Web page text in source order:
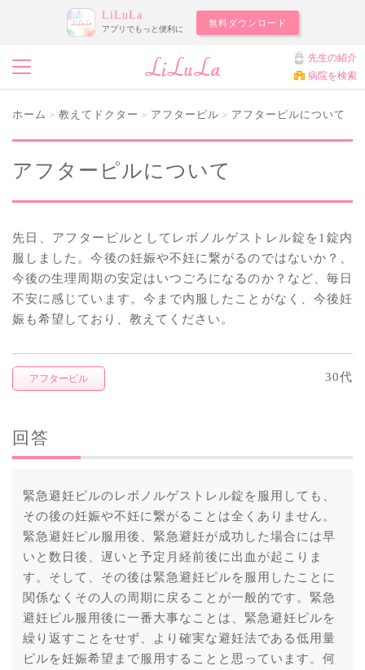
LiLuLa
アプリでもっと便利に
無料ダウンロード
先生の紹介
病院を検索
ホーム > 教えてドクター > アフターピル > アフターピルについて
アフターピルについて
先日、アフターピルとしてレボノルゲストレル錠を1錠内
服しました。今後の妊娠や不妊に繋がるのではないか？、
今後の生理周期の安定はいつごろになるのか？など、毎日
不安に感じています。今まで内服したことがなく、今後妊
娠も希望しており、教えてください。
アフターピル 30代
回答
緊急避妊ピルのレボノルゲストレル錠を服用しても、
その後の妊娠や不妊に繋がることは全くありません。
緊急避妊ピル服用後、緊急避妊が成功した場合には早
いと数日後、遅いと予定月経前後に出血が起こりま
す。そして、その後は緊急避妊ピルを服用したことに
関係なくその人の周期に戻ることが一般的です。緊急
避妊ピル服用後に一番大事なことは、緊急避妊ピルを
繰り返すことをせず、より確実な避妊法である低用量
ピルを妊娠希望まで服用することと思っています。何